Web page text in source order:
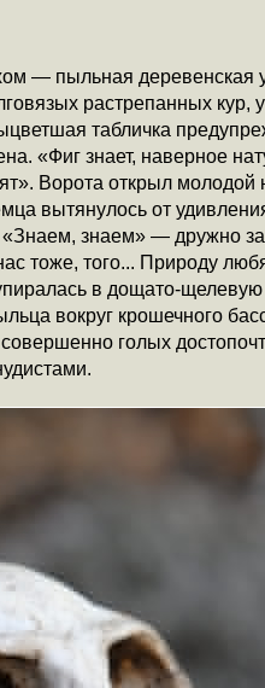
— пыльная деревенская
растрепанных кур,
табличка
«Фиг знает, наверное
Ворота открыл
вытянулось от
знаем» — дружно
тоже, того... Природу
в дощато-
вокруг крошечного
голых